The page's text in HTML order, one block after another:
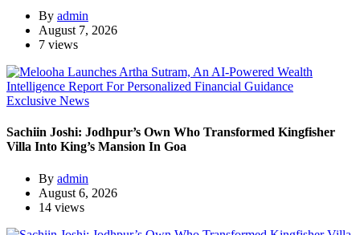
By admin
August 7, 2026
7 views
Exclusive News
Sachiin Joshi: Jodhpur’s Own Who Transformed Kingfisher
Villa Into King’s Mansion In Goa
By admin
August 6, 2026
14 views